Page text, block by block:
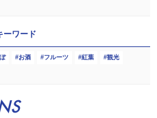
ーワード
お酒 フルーツ 紅葉 観光